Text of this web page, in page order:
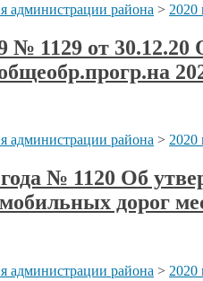
администрации района > 2020
1129 от
администрации района > 2020
года № 1120 Об
дорог
администрации района > 2020